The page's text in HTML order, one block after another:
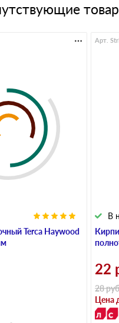
Terca Haywood
В
Арт.
22
28руб
Цена